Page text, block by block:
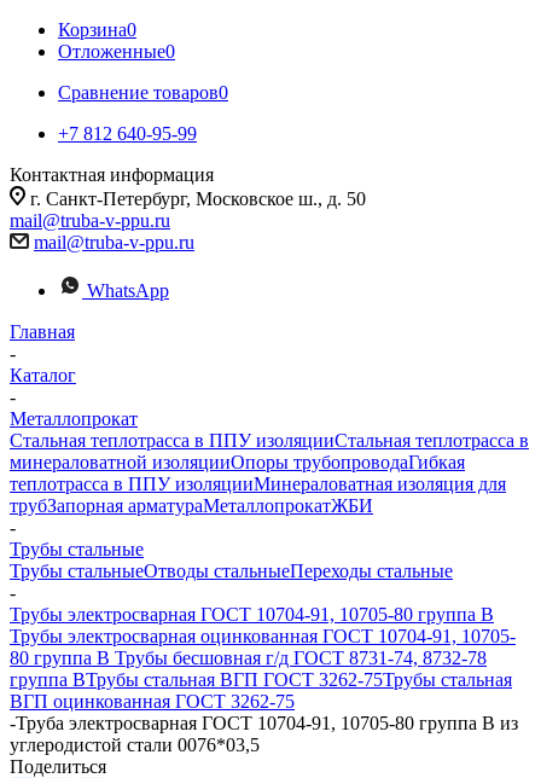
Корзина0
Отложенные0
Сравнение товаров0
+7 812 640-95-99
Контактная информация
г. Санкт-Петербург, Московское ш., д. 50
mail@truba-v-ppu.ru
mail@truba-v-ppu.ru
WhatsApp
Главная
-
Каталог
-
Металлопрокат
Стальная теплотрасса в ППУ изоляцииСтальная теплотрасса в
минераловатной изоляцииОпоры трубопроводаГибкая
теплотрасса в ППУ изоляцииМинераловатная изоляция для
трубЗапорная арматураМеталлопрокатЖБИ
-
Трубы стальные
Трубы стальныеОтводы стальныеПереходы стальные
-
Трубы электросварная ГОСТ 10704-91, 10705-80 группа В
Трубы электросварная оцинкованная ГОСТ 10704-91, 10705-
80 группа В Трубы бесшовная г/д ГОСТ 8731-74, 8732-78
группа ВТрубы стальная ВГП ГОСТ 3262-75Трубы стальная
ВГП оцинкованная ГОСТ 3262-75
-Труба электросварная ГОСТ 10704-91, 10705-80 группа В из
углеродистой стали 0076*03,5
Поделиться